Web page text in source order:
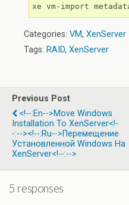
xe vm-import
Categories: VM, XenServer
Tags: RAID, XenServer
Previous Post
<!--:en-->Move Windows
Installation To XenServer<!-
-:--><!--:ru-->Перемещение
Установленной Windows На
XenServer<!--:-->
5 responses